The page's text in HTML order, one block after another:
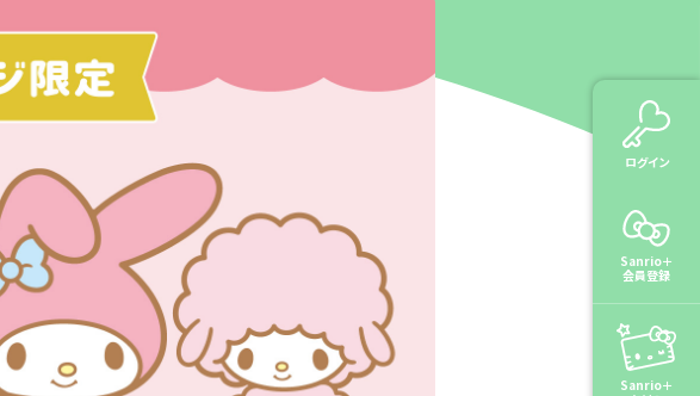
ログイン
Sanrio＋
会員登録
Sanrio＋